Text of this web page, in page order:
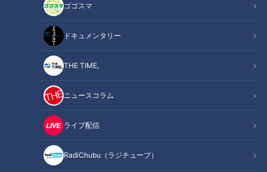
ゴゴスマ
ドキュメンタリー
THE TIME,
ニュースコラム
ライブ配信
RadiChubu（ラジチューブ）
記事に戻る
この記事を見たあなたへのおすすめ